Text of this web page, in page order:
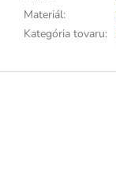
Materiál:
Kategória tovaru:
Z